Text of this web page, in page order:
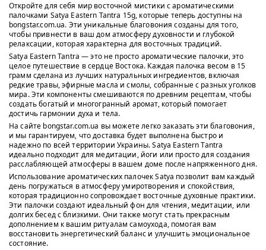
Откройте для себя мир восточной мистики с ароматическими
палочками Satya Eastern Tantra 15g, которые теперь доступны на
bongstar.com.ua. Эти уникальные благовония созданы для того,
чтобы привнести в ваш дом атмосферу духовности и глубокой
релаксации, которая характерна для восточных традиций.
Satya Eastern Tantra — это не просто ароматические палочки, это
целое путешествие в сердце Востока. Каждая палочка весом в 15
грамм сделана из лучших натуральных ингредиентов, включая
редкие травы, эфирные масла и смолы, собранные с разных уголков
мира. Эти компоненты смешиваются по древним рецептам, чтобы
создать богатый и многогранный аромат, который помогает
достичь гармонии духа и тела.
На сайте bongstar.com.ua вы можете легко заказать эти благовония,
и мы гарантируем, что доставка будет выполнена быстро и
надежно по всей территории Украины. Satya Eastern Tantra
идеально подходит для медитации, йоги или просто для создания
расслабляющей атмосферы в вашем доме после напряженного дня.
Использование ароматических палочек Satya позволит вам каждый
день погружаться в атмосферу умиротворения и спокойствия,
которая традиционно сопровождает восточные духовные практики.
Эти палочки создают идеальный фон для чтения, медитации, или
долгих бесед с близкими. Они также могут стать прекрасным
дополнением к вашим ритуалам самоухода, помогая вам
восстановить энергетический баланс и улучшить эмоциональное
состояние.